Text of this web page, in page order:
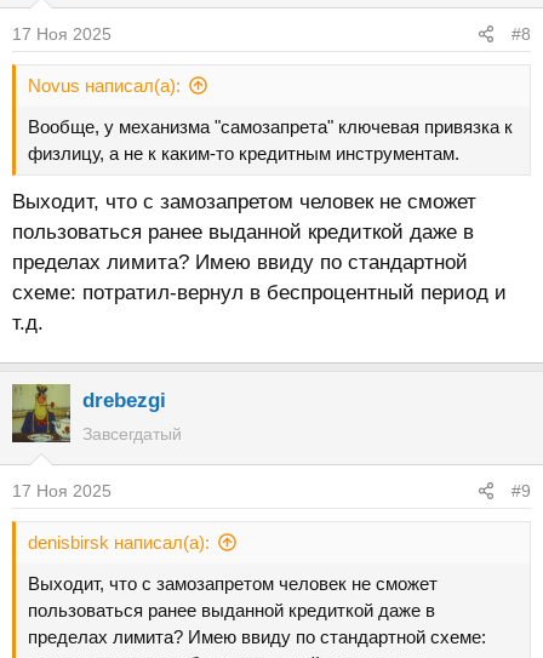
и
:
17 Ноя 2025 #8
Novus написал(а):
Вообще, у механизма "самозапрета" ключевая привязка к
физлицу, а не к каким-то кредитным инструментам.
Выходит, что с замозапретом человек не сможет
пользоваться ранее выданной кредиткой даже в
пределах лимита? Имею ввиду по стандартной
схеме: потратил-вернул в беспроцентный период и
т.д.
drebezgi
Завсегдатый
17 Ноя 2025 #9
denisbirsk написал(а):
Выходит, что с замозапретом человек не сможет
пользоваться ранее выданной кредиткой даже в
пределах лимита? Имею ввиду по стандартной схеме: